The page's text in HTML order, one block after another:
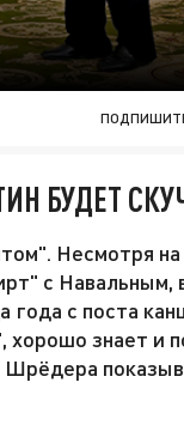
БУДЕТ
Несмотря на
с Навальным,
года с поста
хорошо знает и